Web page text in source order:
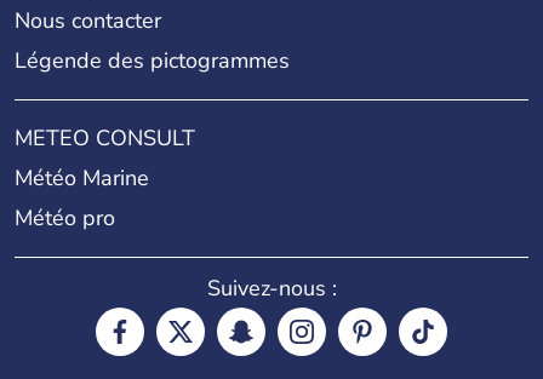
Nous contacter
Légende des pictogrammes
METEO CONSULT
Météo Marine
Météo pro
Suivez-nous :